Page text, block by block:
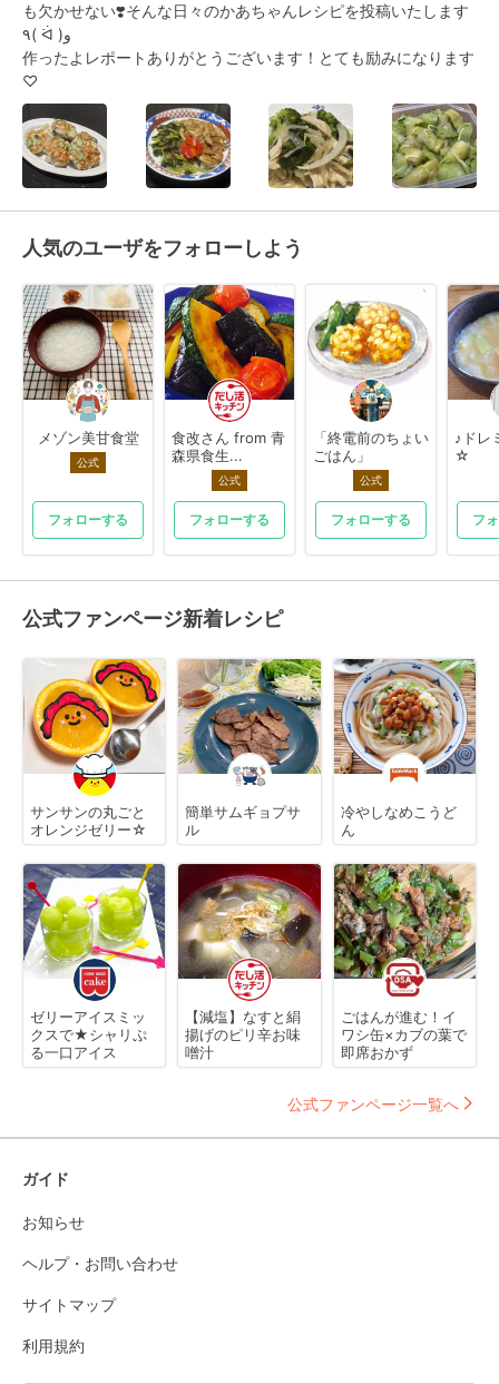
も欠かせない❣️そんな日々のかあちゃんレシピを投稿いたします
٩( ᐛ )و
作ったよレポートありがとうございます！とても励みになります
♡
人気のユーザをフォローしよう
メゾン美甘食堂
公式
フォローする
食改さん from 青
森県食生...
公式
フォローする
「終電前のちょい
ごはん」
公式
フォローする
♪ドレ
☆
フ
公式ファンページ新着レシピ
サンサンの丸ごと
オレンジゼリー☆
簡単サムギョプサ
ル
冷やしなめこうど
ん
ゼリーアイスミッ
クスで★シャリぷ
る一口アイス
【減塩】なすと絹
揚げのピリ辛お味
噌汁
ごはんが進む！イ
ワシ缶×カブの葉で
即席おかず
公式ファンページ一覧へ
ガイド
お知らせ
ヘルプ・お問い合わせ
サイトマップ
利用規約